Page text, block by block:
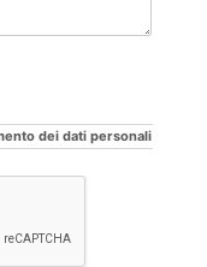
dei dati personali